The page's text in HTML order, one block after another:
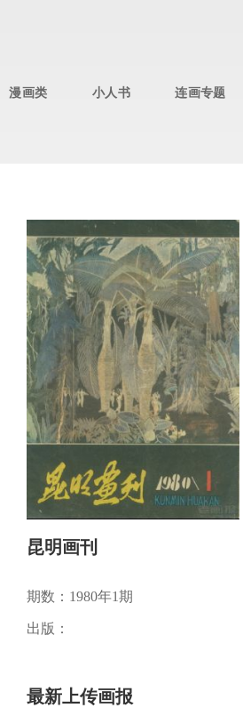
漫画类 小人书 连画专题
昆明画刊
期数：1980年1期
出版：
最新上传画报